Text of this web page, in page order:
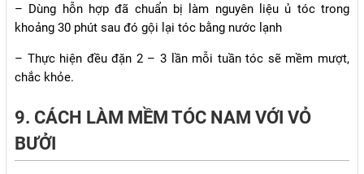
– Dùng hỗn hợp đã chuẩn bị làm nguyên liệu ủ tóc trong
khoảng 30 phút sau đó gội lại tóc bằng nước lạnh
– Thực hiện đều đặn 2 – 3 lần mỗi tuần tóc sẽ mềm mượt,
chắc khỏe.
9. CÁCH LÀM MỀM TÓC NAM VỚI VỎ
BƯỞI